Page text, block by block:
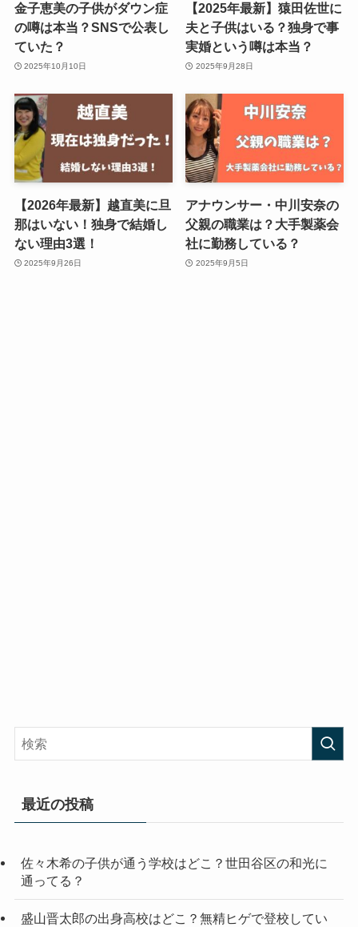
金子恵美の子供がダウン症
の噂は本当？SNSで公表し
ていた？
2025年10月10日
【2025年最新】猿田佐世に
夫と子供はいる？独身で事
実婚という噂は本当？
2025年9月28日
【2026年最新】越直美に旦
那はいない！独身で結婚し
ない理由3選！
2025年9月26日
アナウンサー・中川安奈の
父親の職業は？大手製薬会
社に勤務している？
2025年9月5日
最近の投稿
佐々木希の子供が通う学校はどこ？世田谷区の和光に
通ってる？
盛山晋太郎の出身高校はどこ？無精ヒゲで登校してい